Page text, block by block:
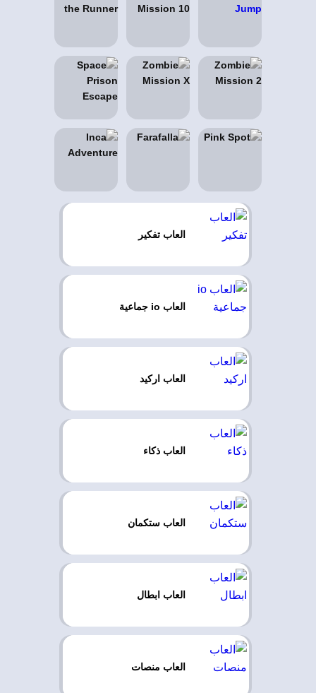
العاب تفكير
العاب io جماعية
العاب اركيد
العاب ذكاء
العاب ستكمان
العاب ابطال
العاب منصات